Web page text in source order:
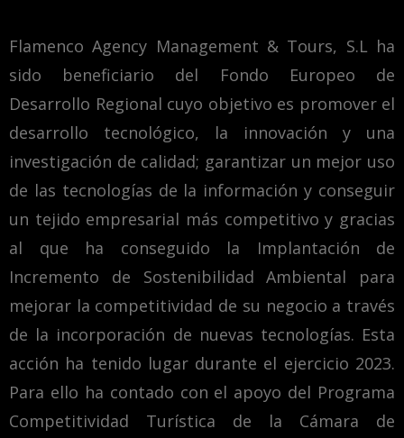
Flamenco Agency Management & Tours, S.L ha
sido beneficiario del Fondo Europeo de
Desarrollo Regional cuyo objetivo es promover el
desarrollo tecnológico, la innovación y una
investigación de calidad; garantizar un mejor uso
de las tecnologías de la información y conseguir
un tejido empresarial más competitivo y gracias
al que ha conseguido la Implantación de
Incremento de Sostenibilidad Ambiental para
mejorar la competitividad de su negocio a través
de la incorporación de nuevas tecnologías. Esta
acción ha tenido lugar durante el ejercicio 2023.
Para ello ha contado con el apoyo del Programa
Competitividad Turística de la Cámara de